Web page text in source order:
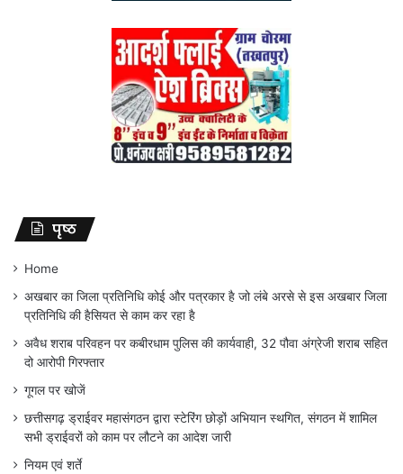
पृष्ठ
Home
अखबार का जिला प्रतिनिधि कोई और पत्रकार है जो लंबे अरसे से इस अखबार जिला
प्रतिनिधि की हैसियत से काम कर रहा है
अवैध शराब परिवहन पर कबीरधाम पुलिस की कार्यवाही, 32 पौवा अंग्रेजी शराब सहित
दो आरोपी गिरफ्तार
गूगल पर खोजें
छत्तीसगढ़ ड्राईवर महासंगठन द्वारा स्टेरिंग छोड़ों अभियान स्थगित, संगठन में शामिल
सभी ड्राईवरों को काम पर लौटने का आदेश जारी
नियम एवं शर्ते